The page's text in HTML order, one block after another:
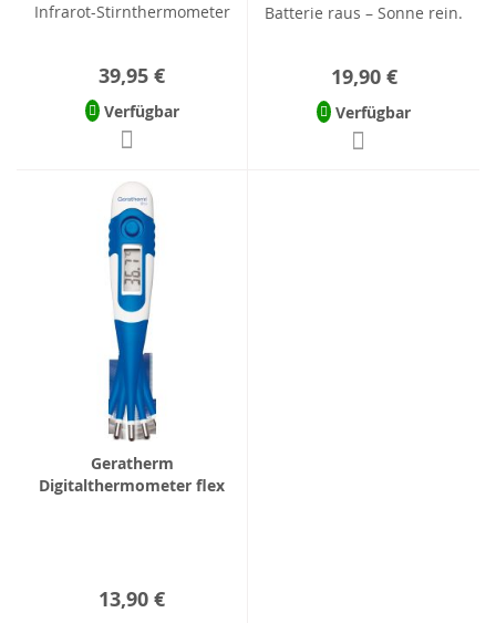
Infrarot-Stirnthermometer
39,95 €
Verfügbar
Batterie raus – Sonne rein.
19,90 €
Verfügbar
Geratherm
Digitalthermometer flex
13,90 €